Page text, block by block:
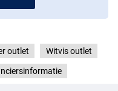
outlet Witvis outlet